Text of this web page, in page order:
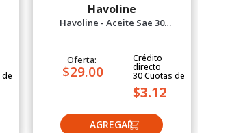
de
Havoline
Havoline - Aceite Sae 30
Oferta:
$29.00
Crédito
directo
30 Cuotas de
$3.12